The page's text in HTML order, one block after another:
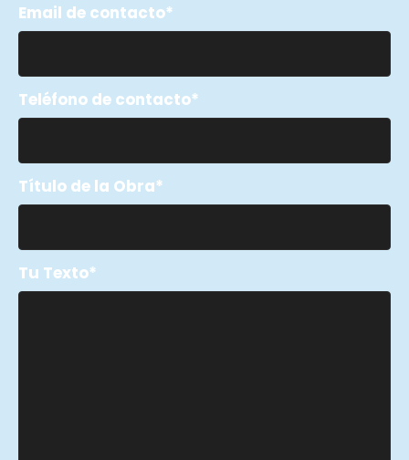
Email de contacto
Teléfono de contacto
Título de la Obra
Tu Texto